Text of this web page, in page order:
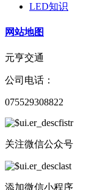
LED知识
网站地图
元亨交通
公司电话：
075529308822
关注微信公众号
添加微信小程序